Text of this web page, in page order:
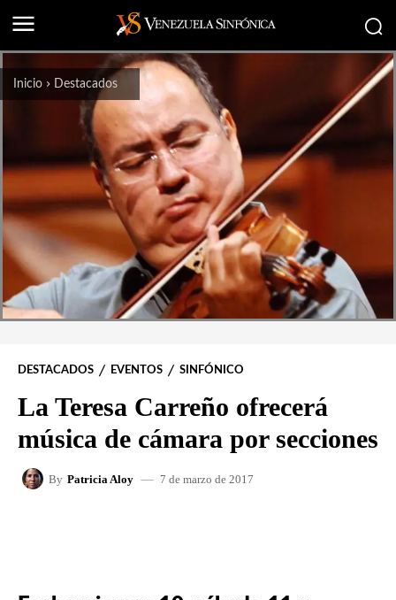
Inicio Destacados
DESTACADOS EVENTOS SINFÓNICO
La Teresa Carreño ofrecerá
música de cámara por secciones
By Patricia Aloy 7 de marzo de 2017